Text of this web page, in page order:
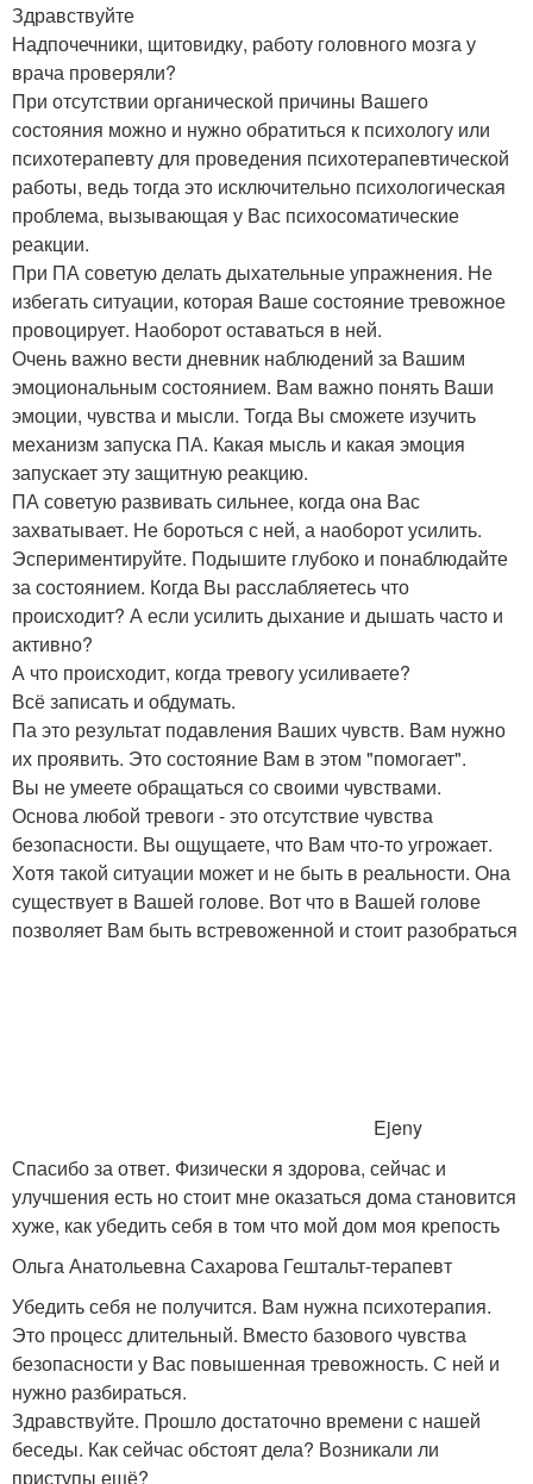
Здравствуйте
Надпочечники, щитовидку, работу головного мозга у
врача проверяли?
При отсутствии органической причины Вашего
состояния можно и нужно обратиться к психологу или
психотерапевту для проведения психотерапевтической
работы, ведь тогда это исключительно психологическая
проблема, вызывающая у Вас психосоматические
реакции.
При ПА советую делать дыхательные упражнения. Не
избегать ситуации, которая Ваше состояние тревожное
провоцирует. Наоборот оставаться в ней.
Очень важно вести дневник наблюдений за Вашим
эмоциональным состоянием. Вам важно понять Ваши
эмоции, чувства и мысли. Тогда Вы сможете изучить
механизм запуска ПА. Какая мысль и какая эмоция
запускает эту защитную реакцию.
ПА советую развивать сильнее, когда она Вас
захватывает. Не бороться с ней, а наоборот усилить.
Эспериментируйте. Подышите глубоко и понаблюдайте
за состоянием. Когда Вы расслабляетесь что
происходит? А если усилить дыхание и дышать часто и
активно?
А что происходит, когда тревогу усиливаете?
Всё записать и обдумать.
Па это результат подавления Ваших чувств. Вам нужно
их проявить. Это состояние Вам в этом "помогает".
Вы не умеете обращаться со своими чувствами.
Основа любой тревоги - это отсутствие чувства
безопасности. Вы ощущаете, что Вам что-то угрожает.
Хотя такой ситуации может и не быть в реальности. Она
существует в Вашей голове. Вот что в Вашей голове
позволяет Вам быть встревоженной и стоит разобраться
Ejeny
Спасибо за ответ. Физически я здорова, сейчас и
улучшения есть но стоит мне оказаться дома становится
хуже, как убедить себя в том что мой дом моя крепость
Ольга Анатольевна Сахарова Гештальт-терапевт
Убедить себя не получится. Вам нужна психотерапия.
Это процесс длительный. Вместо базового чувства
безопасности у Вас повышенная тревожность. С ней и
нужно разбираться.
Здравствуйте. Прошло достаточно времени с нашей
беседы. Как сейчас обстоят дела? Возникали ли
приступы ещё?